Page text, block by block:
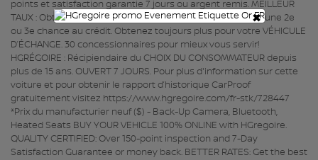
points et satisfaction garantie 7 jours ou argent remis. MEILLEUR
TAUX : Obtenez le meilleur taux de financement et même une 2e
ou 3e chance au crédit. Obtenez toujours plus pour votre VÉHICULE
D’ÉCHANGE. 30 concessionnaires pour mieux vous servir!
HGRÉGOIRE : Récipiendaire du CHOIX DU CONSOMMATEUR depuis
plus de 15 ans. OUVERT 7 JOURS. Pour plus d'information sur cette
voiture et pour obtenir le rapport d’historique CarProof
gratuitement visitez https://www.hgregoire.com/fr-stk/728447
*Prix du manufacturier neuf ($) - Back-Up Camera, Bluetooth,
Heated Seats BUY YOUR VEHICLE 100% ONLINE with HGregoire.
QUALITY CERTIFIED: Over 150-point inspection and 7-Day
Satisfaction Guarantee or money back. BETTER RATES: Get the best
×